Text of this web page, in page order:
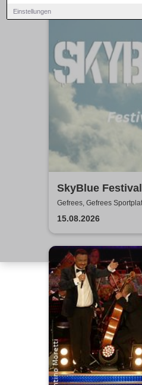
Einstellungen
SkyBlue
Sportplatz
Gefrees, Gefrees
15.08.2026